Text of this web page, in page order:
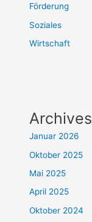
Förderung
Soziales
Wirtschaft
Archives
Januar 2026
Oktober 2025
Mai 2025
April 2025
Oktober 2024